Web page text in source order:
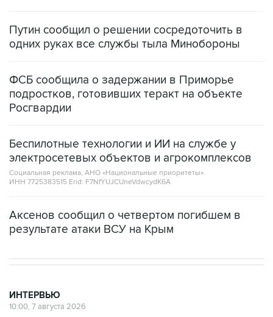
Путин сообщил о решении сосредоточить в
одних руках все службы тыла Минобороны
ФСБ сообщила о задержании в Приморье
подростков, готовивших теракт на объекте
Росгвардии
Беспилотные технологии и ИИ на службе у
электросетевых объектов и агрокомплексов
Социальная реклама, АНО «Национальные приоритеты».
ИНН 7725383515 Erid: F7NfYUJCUneVdwcydK6A
Аксенов сообщил о четвертом погибшем в
результате атаки ВСУ на Крым
ИНТЕРВЬЮ
10:00, 7 августа 2026